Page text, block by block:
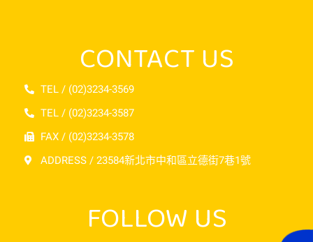
CONTACT US
TEL / (02)3234-3569
TEL / (02)3234-3587
FAX / (02)3234-3578
ADDRESS / 23584新北市中和區立德街7巷1號
FOLLOW US